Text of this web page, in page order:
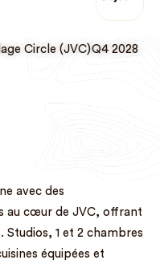
Circle (JVC)Q4 2028
avec des
au cœur de JVC, offrant
Studios, 1 et 2 chambres
équipées et